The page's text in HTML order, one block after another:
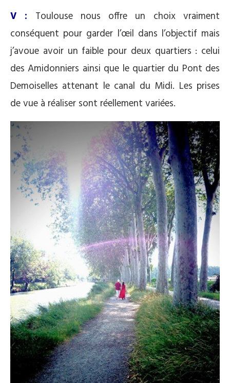
V : Toulouse nous offre un choix vraiment
conséquent pour garder l’œil dans l’objectif mais
j’avoue avoir un faible pour deux quartiers : celui
des Amidonniers ainsi que le quartier du Pont des
Demoiselles attenant le canal du Midi. Les prises
de vue à réaliser sont réellement variées.